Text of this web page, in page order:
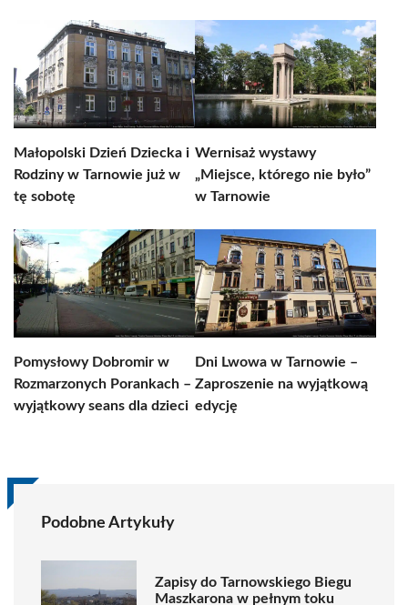
Małopolski Dzień Dziecka i
Rodziny w Tarnowie już w
tę sobotę
Wernisaż wystawy
„Miejsce, którego nie było”
w Tarnowie
Pomysłowy Dobromir w
Rozmarzonych Porankach –
wyjątkowy seans dla dzieci
Dni Lwowa w Tarnowie –
Zaproszenie na wyjątkową
edycję
Podobne Artykuły
Zapisy do Tarnowskiego Biegu
Maszkarona w pełnym toku